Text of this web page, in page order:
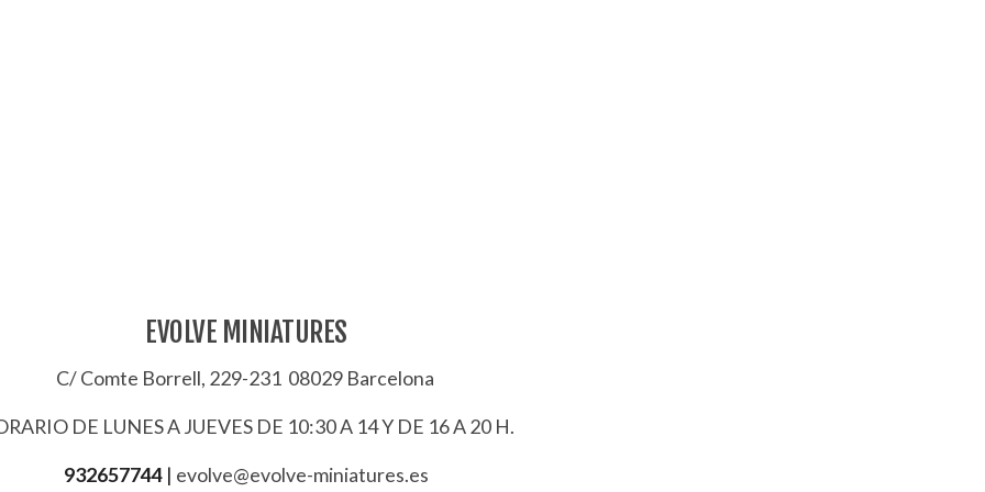
EVOLVE MINIATURES
C/ Comte Borrell, 229-231 08029 Barcelona
DE LUNES A JUEVES DE 10:30 A 14 Y DE 16 A 20 H.
932657744 | evolve@evolve-miniatures.es